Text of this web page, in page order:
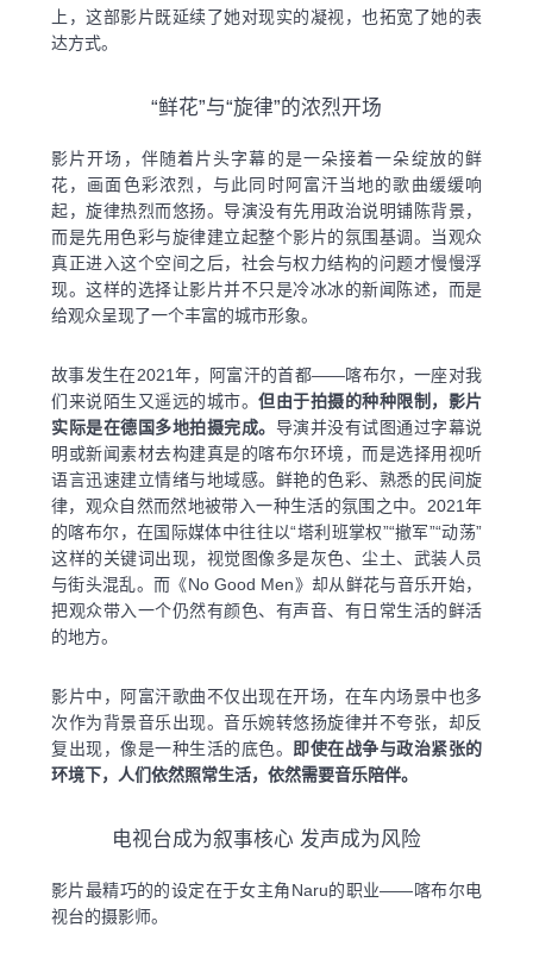
上，这部影片既延续了她对现实的凝视，也拓宽了她的表
达方式。
“鲜花”与“旋律”的浓烈开场
影片开场，伴随着片头字幕的是一朵接着一朵绽放的鲜
花，画面色彩浓烈，与此同时阿富汗当地的歌曲缓缓响
起，旋律热烈而悠扬。导演没有先用政治说明铺陈背景，
而是先用色彩与旋律建立起整个影片的氛围基调。当观众
真正进入这个空间之后，社会与权力结构的问题才慢慢浮
现。这样的选择让影片并不只是冷冰冰的新闻陈述，而是
给观众呈现了一个丰富的城市形象。
故事发生在2021年，阿富汗的首都——喀布尔，一座对我
们来说陌生又遥远的城市。 但由于拍摄的种种限制，影片
实际是在德国多地拍摄完成。 导演并没有试图通过字幕说
明或新闻素材去构建真是的喀布尔环境，而是选择用视听
语言迅速建立情绪与地域感。鲜艳的色彩、熟悉的民间旋
律，观众自然而然地被带入一种生活的氛围之中。2021年
的喀布尔，在国际媒体中往往以“塔利班掌权”“撤军”“动荡”
这样的关键词出现，视觉图像多是灰色、尘土、武装人员
与街头混乱。而《No Good Men》却从鲜花与音乐开始，
把观众带入一个仍然有颜色、有声音、有日常生活的鲜活
的地方。
影片中，阿富汗歌曲不仅出现在开场，在车内场景中也多
次作为背景音乐出现。音乐婉转悠扬旋律并不夸张，却反
复出现，像是一种生活的底色。
即使在战争与政治紧张的
环境下，人们依然照常生活，依然需要音乐陪伴。
电视台成为叙事核心 发声成为风险
影片最精巧的的设定在于女主角Naru的职业——喀布尔电
视台的摄影师。